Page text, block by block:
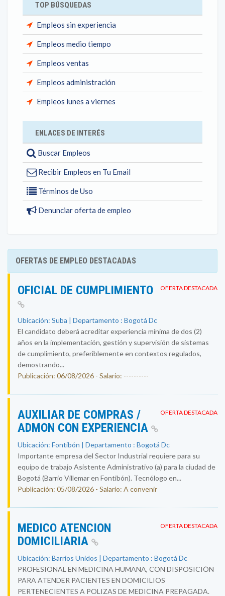
TOP BÚSQUEDAS
Empleos sin experiencia
Empleos medio tiempo
Empleos ventas
Empleos administración
Empleos lunes a viernes
ENLACES DE INTERÉS
Buscar Empleos
Recibir Empleos en Tu Email
Términos de Uso
Denunciar oferta de empleo
OFERTAS DE EMPLEO DESTACADAS
OFERTA DESTACADA
OFICIAL DE CUMPLIMIENTO
Ubicación: Suba | Departamento : Bogotá Dc
El candidato deberá acreditar experiencia mínima de dos (2)
años en la implementación, gestión y supervisión de sistemas
de cumplimiento, preferiblemente en contextos regulados,
demostrando...
Publicación: 06/08/2026 - Salario: ----------
OFERTA DESTACADA
AUXILIAR DE COMPRAS /
ADMON CON EXPERIENCIA
Ubicación: Fontibón | Departamento : Bogotá Dc
Importante empresa del Sector Industrial requiere para su
equipo de trabajo Asistente Administrativo (a) para la ciudad de
Bogotá (Barrio Villemar en Fontibón). Tecnólogo en...
Publicación: 05/08/2026 - Salario: A convenir
OFERTA DESTACADA
MEDICO ATENCION
DOMICILIARIA
Ubicación: Barrios Unidos | Departamento : Bogotá Dc
PROFESIONAL EN MEDICINA HUMANA, CON DISPOSICIÓN
PARA ATENDER PACIENTES EN DOMICILIOS
PERTENECIENTES A POLIZAS DE MEDICINA PREPAGADA.